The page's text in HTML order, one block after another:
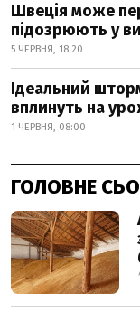
Швеція може
підозрюють у
5 ЧЕРВНЯ, 18:20
Ідеальний
вплинуть на
1 ЧЕРВНЯ, 08:00
ГОЛОВНЕ